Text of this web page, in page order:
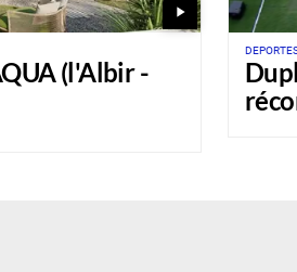
play_arrow
(l'Albir -